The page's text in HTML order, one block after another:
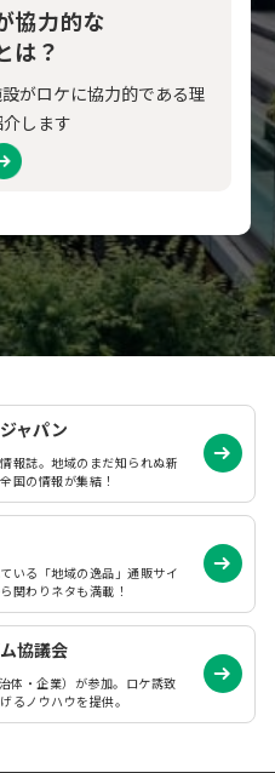
協力的な
は？
がロケに協力的である理
します
ャパン
報誌。地域のまだ知られぬ新
国の情報が集結！
いる「地域の逸品」通販サイ
関わりネタも満載！
協議会
体・企業）が参加。ロケ誘致
るノウハウを提供。